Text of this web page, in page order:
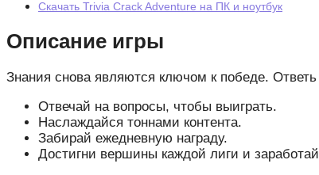
Скачать Trivia Crack Adventure на ПК и ноутбук
Описание игры
Знания снова являются ключом к победе.
Отвечай на вопросы, чтобы выиграть.
Наслаждайся тоннами контента.
Забирай ежедневную награду.
Достигни вершины каждой лиги и